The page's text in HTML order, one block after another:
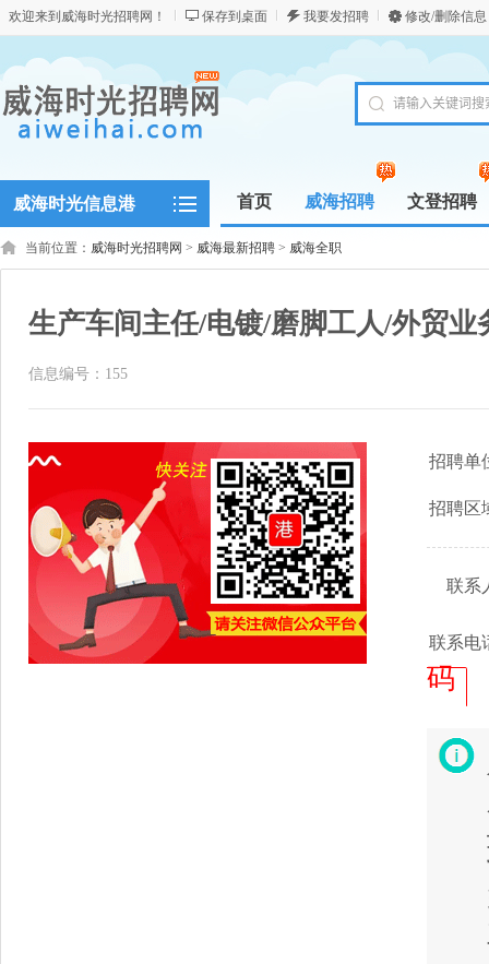
欢迎来到威海时光招聘网！ 保存到桌面 我要发招聘 修改/删除信息
威海时光信息港 首页 威海招聘 文登招聘
当前位置： 威海时光招聘网 > 威海最新招聘 > 威海全职
生产车间主任/电镀/磨脚工人/外贸业
信息编号：155
招聘单
招聘区
联系
联系电
码